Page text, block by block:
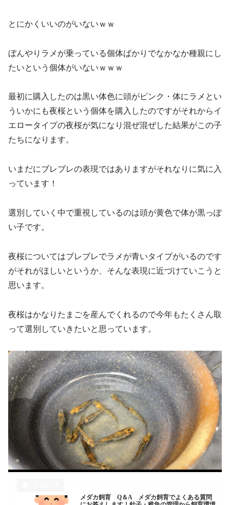
とにかくいいのがいないｗｗ
ぼんやりラメが乗っている個体ばかりでなかなか種親にし
たいという個体がいないｗｗｗ
最初に購入したのは黒い体色に頭がピンク・体にラメとい
ういかにも夜桜という個体を購入したのですがそれからイ
エロータイプの夜桜が気になり混ぜ混ぜした結果がこの子
たちになります。
いまだにブレブレの表現ではありますがそれなりに気に入
っています！
選別していく中で重視しているのは頭が黄色で体が黒っぽ
い子です。
夜桜についてはブレブレでラメが青いタイプがいるのです
がそれがほしいというか、そんな表現に近づけていこうと
思います。
夜桜はかなりたまごを産んでくれるので今年もたくさん取
って選別していきたいと思っています。
メダカ飼育 Q＆A メダカ飼育でよくある質問